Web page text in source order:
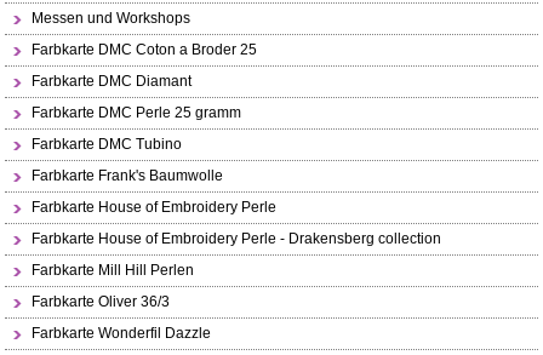
Messen und Workshops
Farbkarte DMC Coton a Broder 25
Farbkarte DMC Diamant
Farbkarte DMC Perle 25 gramm
Farbkarte DMC Tubino
Farbkarte Frank's Baumwolle
Farbkarte House of Embroidery Perle
Farbkarte House of Embroidery Perle - Drakensberg collection
Farbkarte Mill Hill Perlen
Farbkarte Oliver 36/3
Farbkarte Wonderfil Dazzle